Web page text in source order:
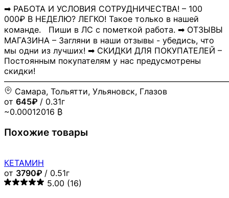
➡ РАБОТА И УСЛОВИЯ СОТРУДНИЧЕСТВА! – 100
000₽ В НЕДЕЛЮ? ЛЕГКО! Такое только в нашей
команде. Пиши в ЛС с пометкой работа. ➡ ОТЗЫВЫ
МАГАЗИНА – Загляни в наши отзывы - убедись, что
мы одни из лучших! ➡ СКИДКИ ДЛЯ ПОКУПАТЕЛЕЙ –
Постоянным покупателям у нас предусмотрены
скидки!
Самара, Тольятти, Ульяновск, Глазов
от 645₽ / 0.31г
~0.00012016 ₿
Похожие товары
КЕТАМИН
от 3790₽ / 0.51г
5.00 (16)